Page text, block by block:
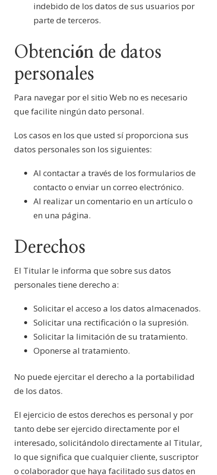
indebido de los datos de sus usuarios por
parte de terceros.
Obtención de datos
personales
Para navegar por el sitio Web no es necesario
que facilite ningún dato personal.
Los casos en los que usted sí proporciona sus
datos personales son los siguientes:
Al contactar a través de los formularios de
contacto o enviar un correo electrónico.
Al realizar un comentario en un artículo o
en una página.
Derechos
El Titular le informa que sobre sus datos
personales tiene derecho a:
Solicitar el acceso a los datos almacenados.
Solicitar una rectificación o la supresión.
Solicitar la limitación de su tratamiento.
Oponerse al tratamiento.
No puede ejercitar el derecho a la portabilidad
de los datos.
El ejercicio de estos derechos es personal y por
tanto debe ser ejercido directamente por el
interesado, solicitándolo directamente al Titular,
lo que significa que cualquier cliente, suscriptor
o colaborador que haya facilitado sus datos en